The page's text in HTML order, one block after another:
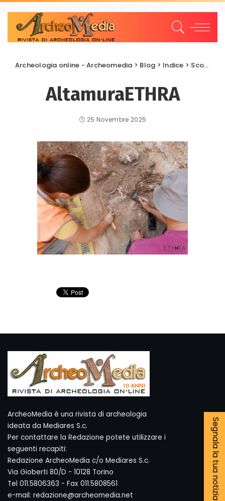
Archeologia online - Archeomedia > Blog > Indice > Scoperte e scavi
AltamuraETHRA
25 Novembre 2025
Segnala la tua notizia
ArcheoMedia è una rivista di archeologia
ideata da Mediares S.c.
Per contattare la Redazione potete utilizzare i
seguenti recapiti:
Redazione ArcheoMedia c/o Mediares S.c.
Via Gioberti 80/D - 10128 Torino
Tel 011.5806363 - Fax 011.5808561
e-mail: redazione@archeomedia.net